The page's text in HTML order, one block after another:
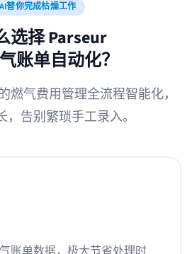
替你完成枯燥工作
选择 Parseur
账单自动化？
燃气费用管理全流程智能化，
，告别繁琐手工录入。